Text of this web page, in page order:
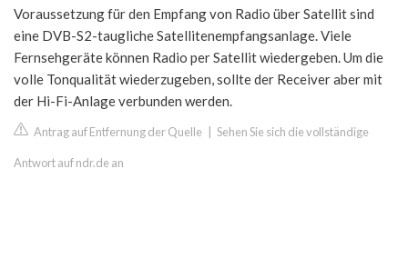
Voraussetzung für den Empfang von Radio über Satellit sind
eine DVB-S2-taugliche Satellitenempfangsanlage. Viele
Fernsehgeräte können Radio per Satellit wiedergeben. Um die
volle Tonqualität wiederzugeben, sollte der Receiver aber mit
der Hi-Fi-Anlage verbunden werden.
Antrag auf Entfernung der Quelle Sehen Sie sich die vollständige
Antwort auf ndr.de an